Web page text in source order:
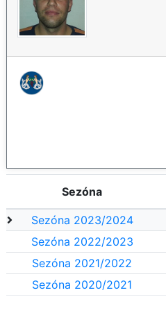
Sezóna
Sezóna 2023/2024
Sezóna 2022/2023
Sezóna 2021/2022
Sezóna 2020/2021